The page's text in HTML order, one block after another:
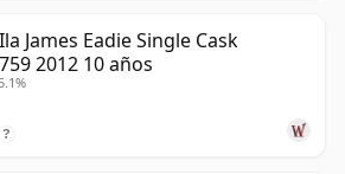
James Eadie Single Cask
2012 10 años
?